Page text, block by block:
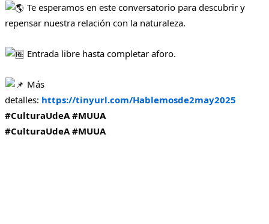
Te esperamos en este conversatorio para descubrir y
repensar nuestra relación con la naturaleza.
Entrada libre hasta completar aforo.
Más
detalles: https://tinyurl.com/Hablemosde2may2025
#CulturaUdeA #MUUA
#CulturaUdeA #MUUA